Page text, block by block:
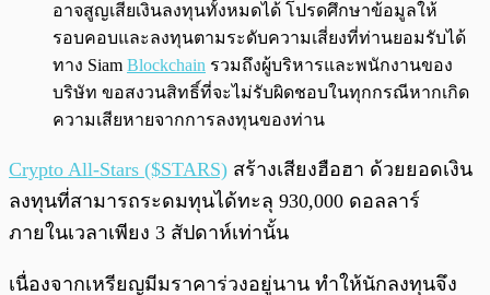
อาจสูญเสียเงินลงทุนทั้งหมดได้ โปรดศึกษาข้อมูลให้
รอบคอบและลงทุนตามระดับความเสี่ยงที่ท่านยอมรับได้
ทาง Siam Blockchain รวมถึงผู้บริหารและพนักงานของ
บริษัท ขอสงวนสิทธิ์ที่จะไม่รับผิดชอบในทุกกรณีหากเกิด
ความเสียหายจากการลงทุนของท่าน
Crypto All-Stars ($STARS) สร้างเสียงฮือฮา ด้วยยอดเงิน
ลงทุนที่สามารถระดมทุนได้ทะลุ 930,000 ดอลลาร์
ภายในเวลาเพียง 3 สัปดาห์เท่านั้น
เนื่องจากเหรียญมีมราคาร่วงอยู่นาน ทำให้นักลงทุนจึง